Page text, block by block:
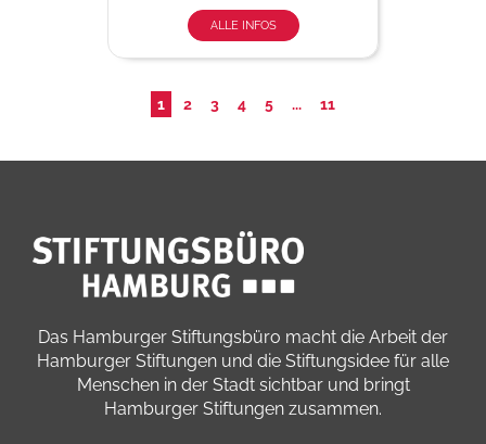
ALLE INFOS
1 2 3 4 5 ... 11
Das Hamburger Stiftungsbüro macht die Arbeit der
Hamburger Stiftungen und die Stiftungsidee für alle
Menschen in der Stadt sichtbar und bringt
Hamburger Stiftungen zusammen.​